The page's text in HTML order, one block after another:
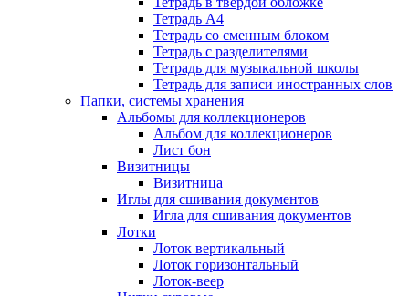
Тетрадь А4
Тетрадь со сменным блоком
Тетрадь с разделителями
Тетрадь для музыкальной школы
Тетрадь для записи иностранных слов
Папки, системы хранения
Альбомы для коллекционеров
Альбом для коллекционеров
Лист бон
Визитницы
Визитница
Иглы для сшивания документов
Игла для сшивания документов
Лотки
Лоток вертикальный
Лоток горизонтальный
Лоток-веер